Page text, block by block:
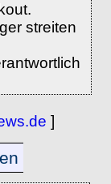
streiten
]